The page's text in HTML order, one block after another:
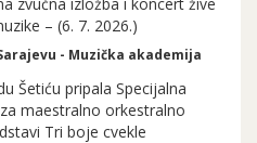
– (6. 7. 2026.)
- Muzička akademija
Šetiću pripala Specijalna
maestralno orkestralno
Tri boje cvekle